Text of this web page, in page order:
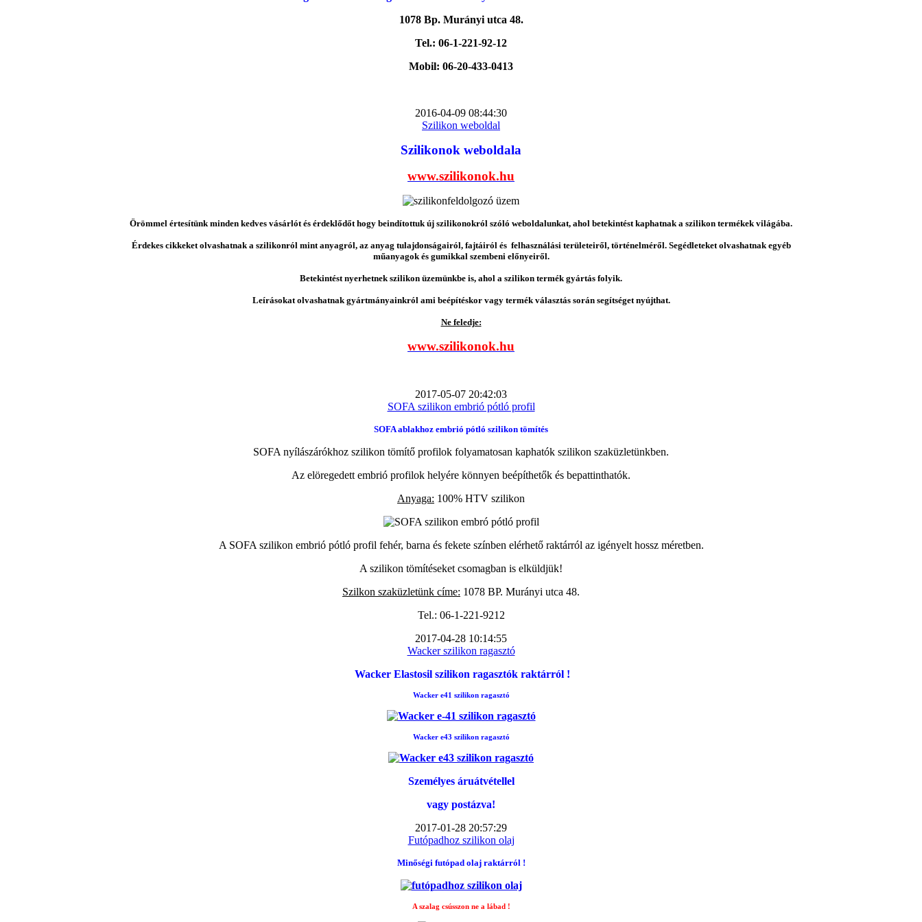
1078 Bp. Murányi utca 48.
Tel.: 06-1-221-92-12
Mobil: 06-20-433-0413
2016-04-09 08:44:30
Szilikon weboldal
Szilikonok weboldala
www.szilikonok.hu
Örömmel értesítünk minden kedves vásárlót és érdeklődőt hogy beindítottuk új szilikonokról szóló weboldalunkat, ahol betekintést kaphatnak a szilikon termékek világába.
Érdekes cikkeket olvashatnak a szilikonról mint anyagról, az anyag tulajdonságairól, fajtáiról és felhasználási területeiről, történelméről. Segédleteket olvashatnak egyéb
műanyagok és gumikkal szembeni előnyeiről.
Betekintést nyerhetnek szilikon üzemünkbe is, ahol a szilikon termék gyártás folyik.
Leírásokat olvashatnak gyártmányainkról ami beépítéskor vagy termék választás során segítséget nyújthat.
Ne feledje:
www.szilikonok.hu
2017-05-07 20:42:03
SOFA szilikon embrió pótló profil
SOFA ablakhoz embrió pótló szilikon tömítés
SOFA nyílászárókhoz szilikon tömítő profilok folyamatosan kaphatók szilikon szaküzletünkben.
Az elöregedett embrió profilok helyére könnyen beépíthetők és bepattinthatók.
Anyaga: 100% HTV szilikon
A SOFA szilikon embrió pótló profil fehér, barna és fekete színben elérhető raktárról az igényelt hossz méretben.
A szilikon tömítéseket csomagban is elküldjük!
Szilkon szaküzletünk címe: 1078 BP. Murányi utca 48.
Tel.: 06-1-221-9212
2017-04-28 10:14:55
Wacker szilikon ragasztó
Wacker Elastosil szilikon ragasztók raktárról !
Wacker e41 szilikon ragasztó
Wacker e43 szilikon ragasztó
Személyes áruátvétellel
vagy postázva!
2017-01-28 20:57:29
Futópadhoz szilikon olaj
Minőségi futópad olaj raktárról !
A szalag csússzon ne a lábad !